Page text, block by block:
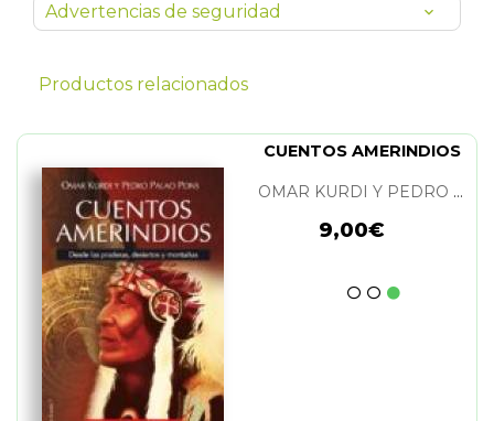
Advertencias de seguridad
Productos relacionados
CUENTOS AMERINDIOS
OMAR KURDI Y PEDRO PALAO PONS
9,00€